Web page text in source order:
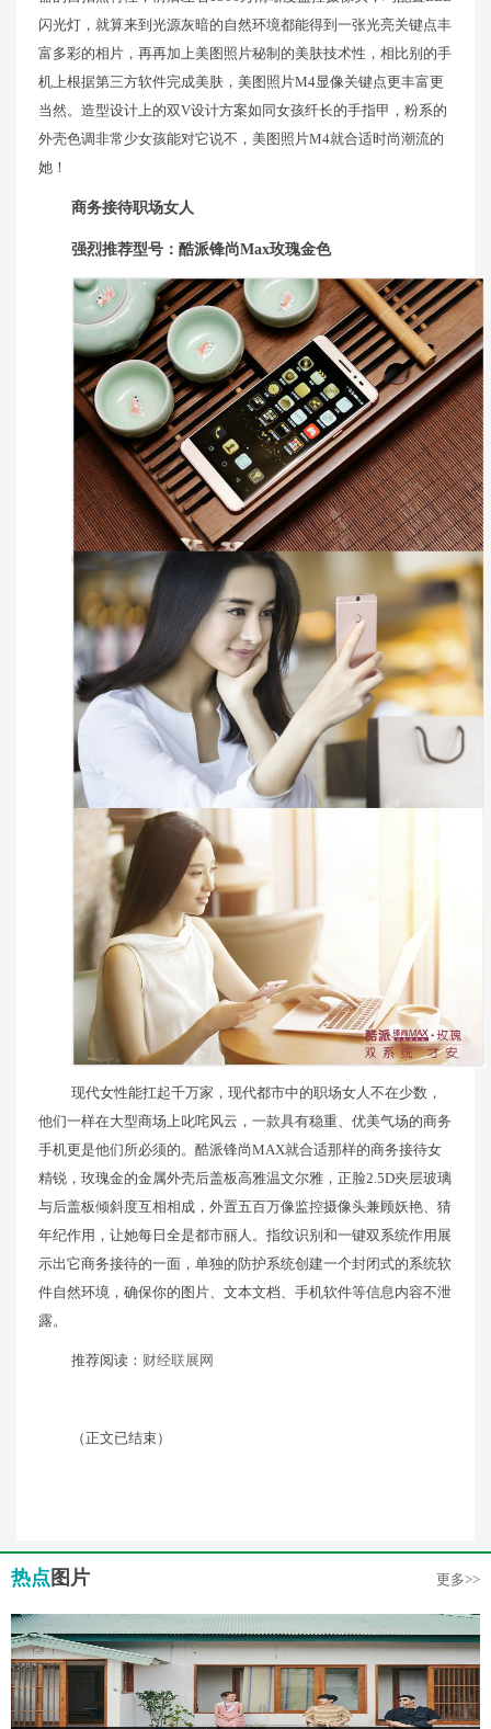
闪光灯，就算来到光源灰暗的自然环境都能得到一张光亮关键点丰
富多彩的相片，再再加上美图照片秘制的美肤技术性，相比别的手
机上根据第三方软件完成美肤，美图照片M4显像关键点更丰富更
当然。造型设计上的双V设计方案如同女孩纤长的手指甲，粉系的
外壳色调非常少女孩能对它说不，美图照片M4就合适时尚潮流的
她！
商务接待职场女人
强烈推荐型号：酷派锋尚Max玫瑰金色
现代女性能扛起千万家，现代都市中的职场女人不在少数，
他们一样在大型商场上叱咤风云，一款具有稳重、优美气场的商务
手机更是他们所必须的。酷派锋尚MAX就合适那样的商务接待女
精锐，玫瑰金的金属外壳后盖板高雅温文尔雅，正脸2.5D夹层玻璃
与后盖板倾斜度互相相成，外置五百万像监控摄像头兼顾妖艳、猜
年纪作用，让她每日全是都市丽人。指纹识别和一键双系统作用展
示出它商务接待的一面，单独的防护系统创建一个封闭式的系统软
件自然环境，确保你的图片、文本文档、手机软件等信息内容不泄
露。
推荐阅读： 财经联展网
（正文已结束）
热点 图片 更多>>